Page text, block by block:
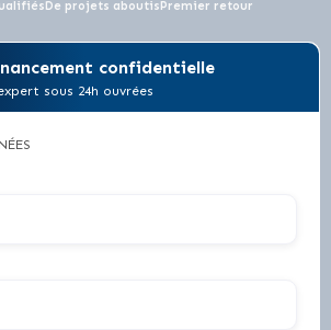
De projets aboutisPremier retour
confidentielle
sous 24h ouvrées